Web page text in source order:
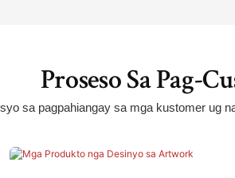
Proseso Sa Pag-
sa pagpahiangay sa mga kustomer ug